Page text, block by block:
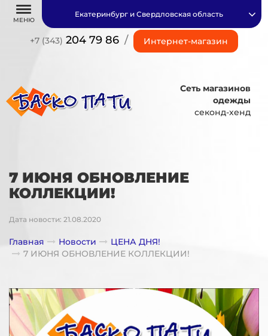
МЕНЮ
+7 (343) 204 79 86 / Интернет-магазин
Екатеринбург и Свердловская область
Сеть магазинов
одежды
секонд-хенд
7 ИЮНЯ ОБНОВЛЕНИЕ
КОЛЛЕКЦИИ!
Дата новости: 21.08.2020
Главная Новости
ЦЕНА ДНЯ!
7 ИЮНЯ ОБНОВЛЕНИЕ КОЛЛЕКЦИИ!